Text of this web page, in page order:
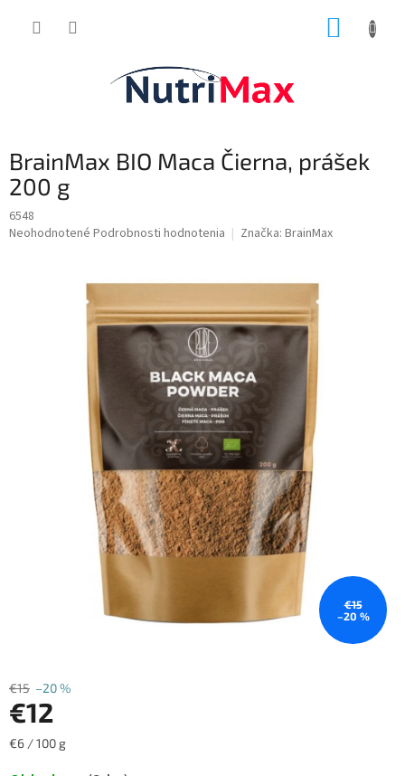
BrainMax BIO Maca Čierna, prášek
200 g
6548
Priemerné
Neohodnotené Podrobnosti hodnotenia Značka: BrainMax
€15
–20 %
€15 –20 %
€12
Jednotková
€6 / 100 g